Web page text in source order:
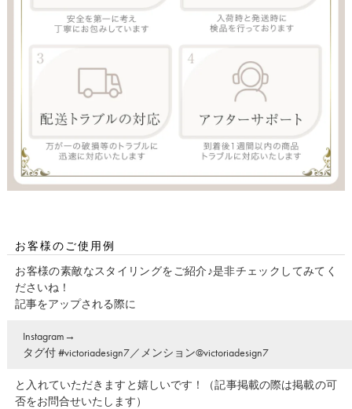
お客様のご使用例
お客様の素敵なスタイリングをご紹介♪是非チェックしてみてく
ださいね！
記事をアップされる際に
Instagram→
タグ付 #victoriadesign7／メンション@victoriadesign7
と入れていただきますと嬉しいです！（記事掲載の際は掲載の可
否をお問合せいたします）